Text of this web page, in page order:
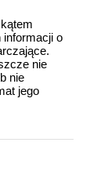
informacji o
nie
nie
jego